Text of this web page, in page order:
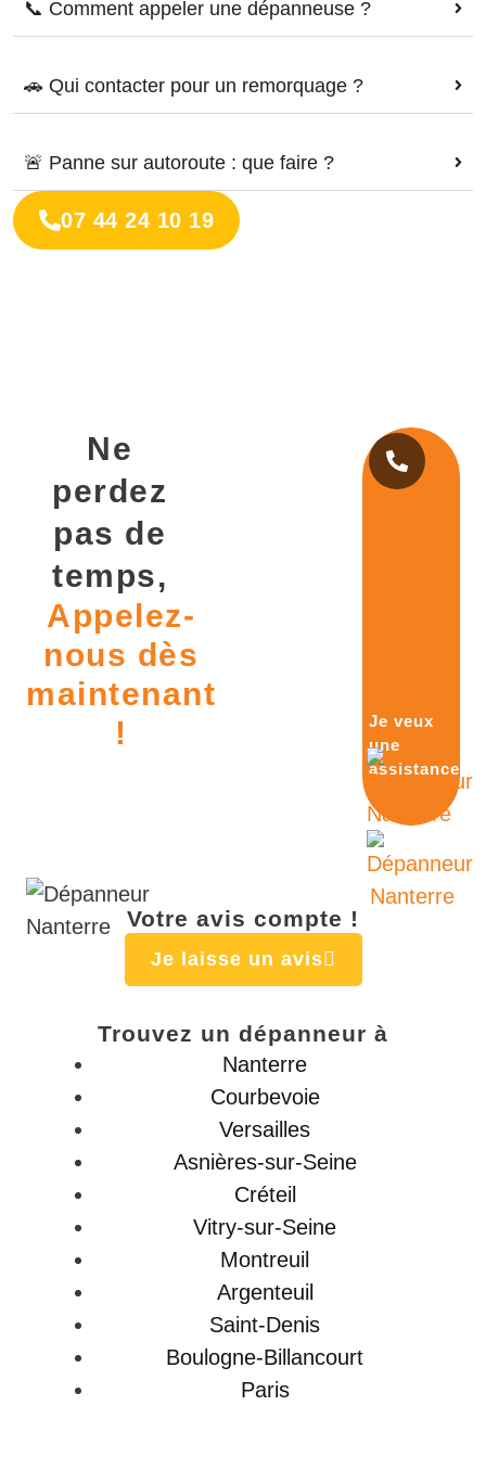
📞 Comment appeler une dépanneuse ?
🚗 Qui contacter pour un remorquage ?
🚨 Panne sur autoroute : que faire ?
07 44 24 10 19
Ne
perdez
pas de
temps,
Appelez-
nous dès
maintenant
!
Je veux
une
assistance
Votre avis compte !
Je laisse un avis
Trouvez un dépanneur à
Nanterre
Courbevoie
Versailles
Asnières-sur-Seine
Créteil
Vitry-sur-Seine
Montreuil
Argenteuil
Saint-Denis
Boulogne-Billancourt
Paris